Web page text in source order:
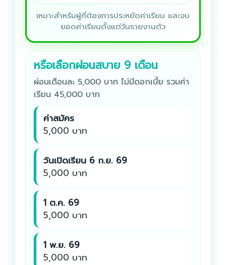
เหมาะสำหรับผู้ที่ต้องการประหยัดค่าเรียน และจบ
ยอดค่าเรียนตั้งแต่วันรายงานตัว
หรือเลือกผ่อนสบาย 9 เดือน
ผ่อนเดือนละ 5,000 บาท ไม่มีดอกเบี้ย รวมค่า
เรียน 45,000 บาท
ค่าสมัคร
5,000 บาท
วันเปิดเรียน 6 ก.ย. 69
5,000 บาท
1 ต.ค. 69
5,000 บาท
1 พ.ย. 69
5,000 บาท